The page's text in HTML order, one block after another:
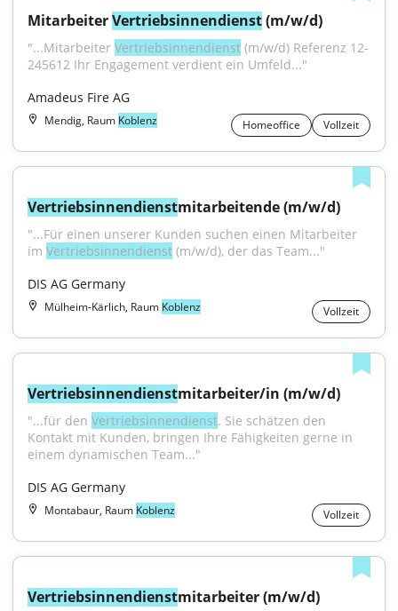
Mitarbeiter Vertriebsinnendienst (m/w/d)
"...Mitarbeiter Vertriebsinnendienst (m/w/d) Referenz 12-
245612 Ihr Engagement verdient ein Umfeld..."
Amadeus Fire AG
Mendig, Raum Koblenz Homeoffice Vollzeit
Vertriebsinnendienstmitarbeitende (m/w/d)
"...Für einen unserer Kunden suchen einen Mitarbeiter
im Vertriebsinnendienst (m/w/d), der das Team..."
DIS AG Germany
Mülheim-Kärlich, Raum Koblenz Vollzeit
Vertriebsinnendienstmitarbeiter/in (m/w/d)
"...für den Vertriebsinnendienst. Sie schätzen den
Kontakt mit Kunden, bringen Ihre Fähigkeiten gerne in
einem dynamischen Team..."
DIS AG Germany
Montabaur, Raum Koblenz Vollzeit
Vertriebsinnendienstmitarbeiter (m/w/d)